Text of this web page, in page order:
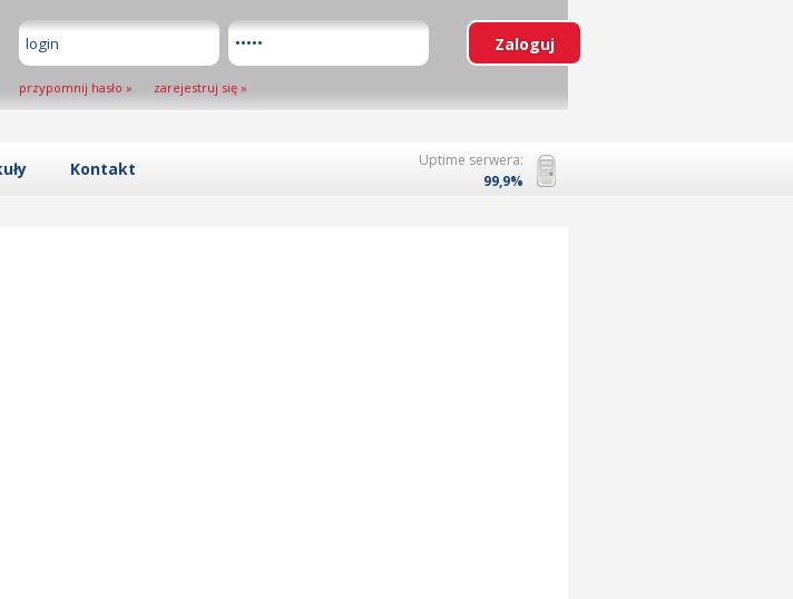
przypomnij hasło » zarejestruj się »
Kontakt
Uptime serwera:
99,9%